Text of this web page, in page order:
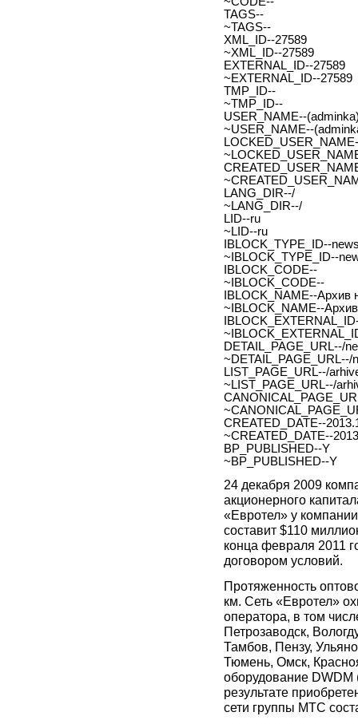
TAGS--
~TAGS--
XML_ID--27589
~XML_ID--27589
EXTERNAL_ID--27589
~EXTERNAL_ID--27589
TMP_ID--
~TMP_ID--
USER_NAME--
~USER_NAME--
LANG_DIR--/
~LANG_DIR--/
LID--ru
~LID--ru
IBLOCK_TYPE_ID--
~IBLOCK_TYPE_ID--
IBLOCK_CODE--
~IBLOCK_CODE--
IBLOCK_NAME--Архив
~IBLOCK_NAME--
DETAIL_PAGE_URL--/
~DETAIL_PAGE_URL--/
LIST_PAGE_URL--/
~LIST_PAGE_URL--/
CREATED_DATE--
~CREATED_DATE--
BP_PUBLISHED--Y
~BP_PUBLISHED--Y
24 декабря 2009
акционерного
«Евротел» у
составит $110
конца февраля 2011
договором условий.
Протяженность
км. Сеть «Евротел»
оператора, в том
Петрозаводск,
Тамбов, Пензу,
Тюмень, Омск,
оборудование
результате
сети группы МТС